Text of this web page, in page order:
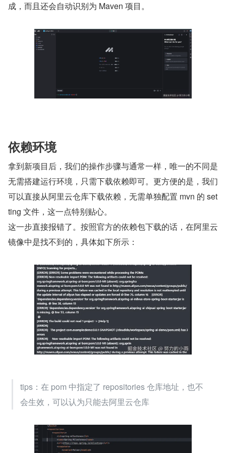
成，而且还会自动识别为 Maven 项目。
依赖环境
拿到新项目后，我们的操作步骤与通常一样，唯一的不同是
无需搭建运行环境，只需下载依赖即可。更方便的是，我们
可以直接从阿里云仓库下载依赖，无需单独配置 mvn 的 set
ting 文件，这一点特别贴心。
这一步直接报错了。按照官方的依赖包下载的话，在阿里云
镜像中是找不到的，具体如下所示：
tips：在 pom 中指定了 repositories 仓库地址，也不
会生效，可以认为只能去阿里云仓库